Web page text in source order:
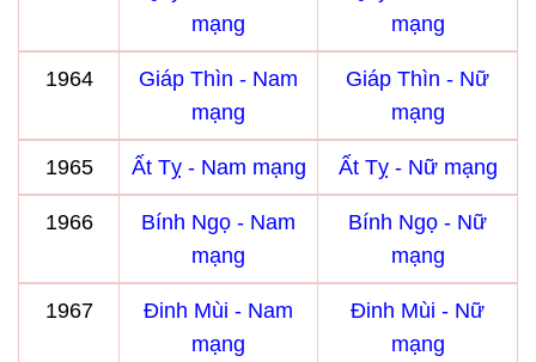
mạng
mạng
1964
Giáp Thìn - Nam
mạng
Giáp Thìn - Nữ
mạng
1965 Ất Tỵ - Nam mạng Ất Tỵ - Nữ mạng
1966
Bính Ngọ - Nam
mạng
Bính Ngọ - Nữ
mạng
1967
Đinh Mùi - Nam
mạng
Đinh Mùi - Nữ
mạng